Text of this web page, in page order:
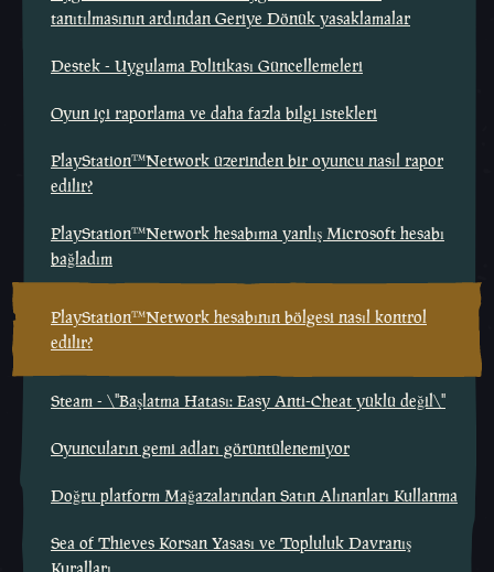
tanıtılmasının ardından Geriye Dönük yasaklamalar
Destek - Uygulama Politikası Güncellemeleri
Oyun içi raporlama ve daha fazla bilgi istekleri
PlayStation™Network üzerinden bir oyuncu nasıl rapor
edilir?
PlayStation™Network hesabıma yanlış Microsoft hesabı
bağladım
PlayStation™Network hesabının bölgesi nasıl kontrol
edilir?
Steam - \"Başlatma Hatası: Easy Anti-Cheat yüklü değil\"
Oyuncuların gemi adları görüntülenemiyor
Doğru platform Mağazalarından Satın Alınanları Kullanma
Sea of Thieves Korsan Yasası ve Topluluk Davranış